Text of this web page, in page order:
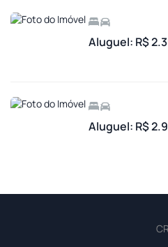
Aluguel: R$
Aluguel: R$